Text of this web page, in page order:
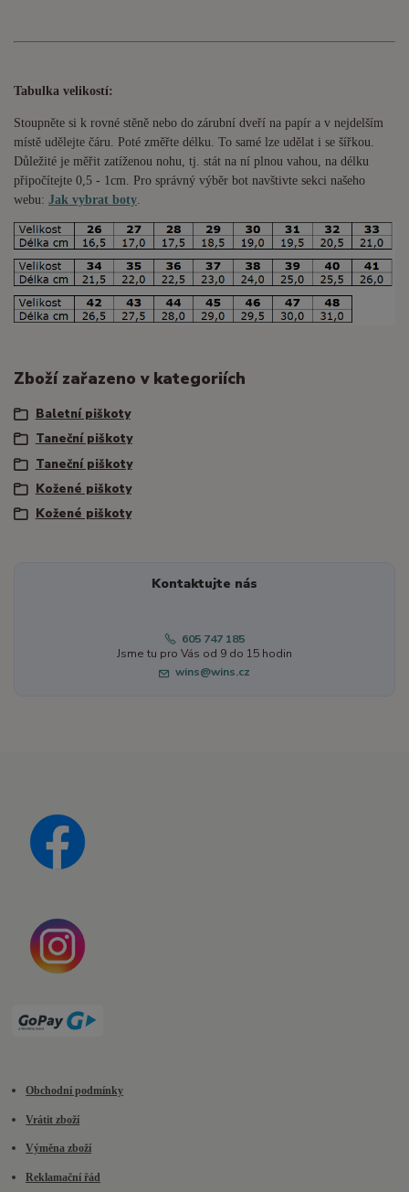
Tabulka velikostí:
Stoupněte si k rovné stěně nebo do zárubní dveří na papír a v nejdelším
místě udělejte čáru. Poté změřte délku. To samé lze udělat i se šířkou.
Důležité je měřit zatíženou nohu, tj. stát na ní plnou vahou, na délku
připočítejte 0,5 - 1cm . Pro správný výběr bot navštivte sekci našeho
webu: Jak vybrat boty
Zboží zařazeno v kategoriích
Baletní piškoty
Taneční piškoty
Taneční piškoty
Kožené piškoty
Kožené piškoty
Kontaktujte nás
605 747 185
Jsme tu pro Vás od 9 do 15 hodin
wins@wins.cz
Obchodní podmínky
Vrátit zboží
Výměna zboží
Reklamační řád